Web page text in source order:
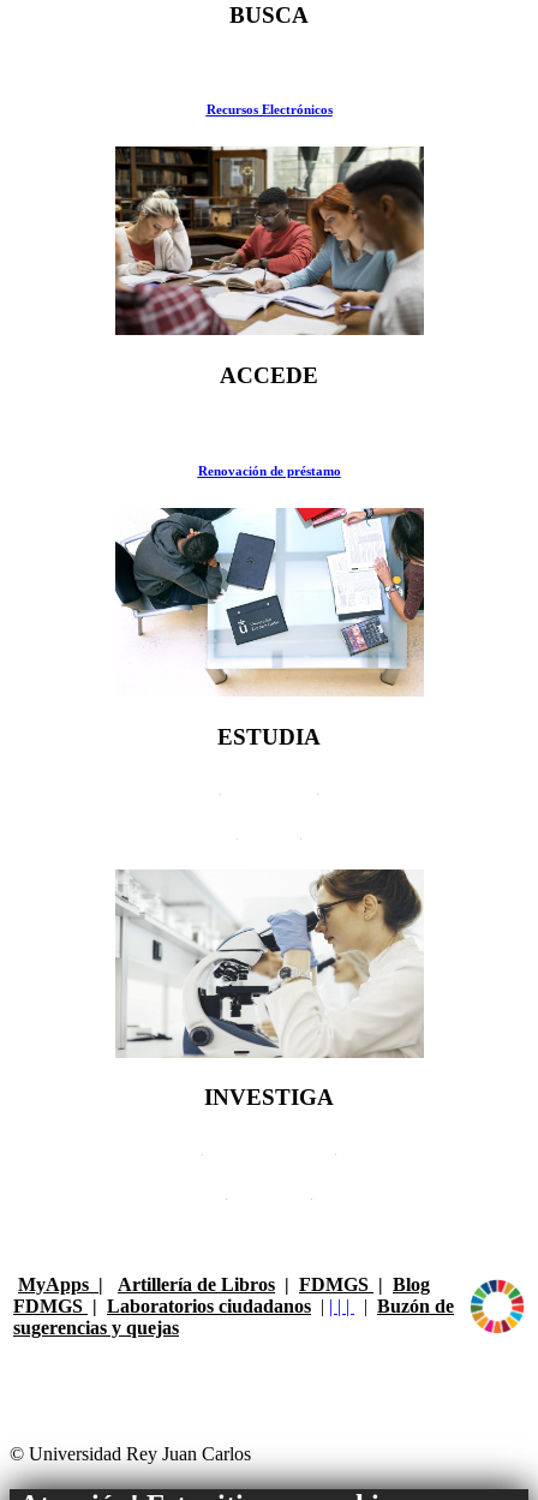
BUSCA
Recursos Electrónicos
ACCEDE
Renovación de préstamo
ESTUDIA
INVESTIGA
MyApps | Artillería de Libros | FDMGS | Blog
FDMGS | Laboratorios ciudadanos | | | | | Buzón de
sugerencias y quejas
© Universidad Rey Juan Carlos